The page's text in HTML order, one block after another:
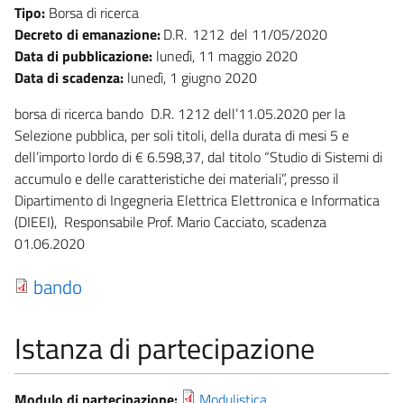
Tipo: Borsa di ricerca
Decreto di emanazione:D.R. 1212
11/05/2020
Data di pubblicazione: lunedì, 11 maggio 2020
Data di scadenza: lunedì, 1 giugno 2020
borsa di ricerca bando D.R. 1212 dell’11.05.2020 per la
Selezione pubblica, per soli titoli, della durata di mesi 5 e
dell’importo lordo di € 6.598,37, dal titolo “Studio di Sistemi di
accumulo e delle caratteristiche dei materiali”, presso il
Dipartimento di Ingegneria Elettrica Elettronica e Informatica
(DIEEI), Responsabile Prof. Mario Cacciato, scadenza
01.06.2020
bando
Istanza di partecipazione